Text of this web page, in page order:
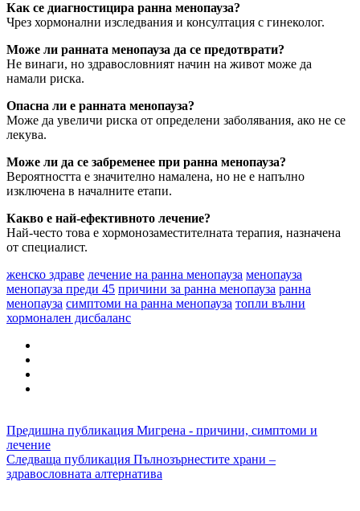
Как се диагностицира ранна менопауза?
Чрез хормонални изследвания и консултация с гинеколог.
Може ли ранната менопауза да се предотврати?
Не винаги, но здравословният начин на живот може да
намали риска.
Опасна ли е ранната менопауза?
Може да увеличи риска от определени заболявания, ако не се
лекува.
Може ли да се забременее при ранна менопауза?
Вероятността е значително намалена, но не е напълно
изключена в началните етапи.
Какво е най-ефективното лечение?
Най-често това е хормонозаместителната терапия, назначена
от специалист.
женско здраве лечение на ранна менопауза менопауза
менопауза преди 45 причини за ранна менопауза ранна
менопауза симптоми на ранна менопауза топли вълни
хормонален дисбаланс
Предишна публикация Мигрена - причини, симптоми и
лечение
Следваща публикация Пълнозърнестите храни –
здравословната алтернатива